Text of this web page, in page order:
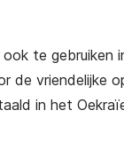
ook te gebruiken
de vriendelijke
in het